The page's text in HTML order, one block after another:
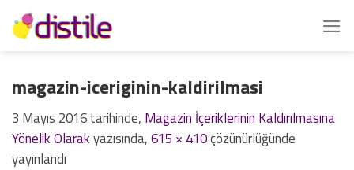
İçeriğe
atla
magazin-iceriginin-kaldirilmasi
3 Mayıs 2016tarihinde, Magazin İçeriklerinin Kaldırılmasına
Yönelik Olarakyazısında,615 × 410çözünürlüğünde
yayınlandı